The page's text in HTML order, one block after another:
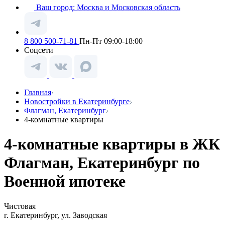
Ваш город: Москва и Московская область
8 800 500-71-81 Пн-Пт 09:00-18:00
Соцсети
Главная
Новостройки в Екатеринбурге
Флагман, Екатеринбург
4-комнатные квартиры
4-комнатные квартиры в ЖК
Флагман, Екатеринбург по
Военной ипотеке
Чистовая
г. Екатеринбург, ул. Заводская